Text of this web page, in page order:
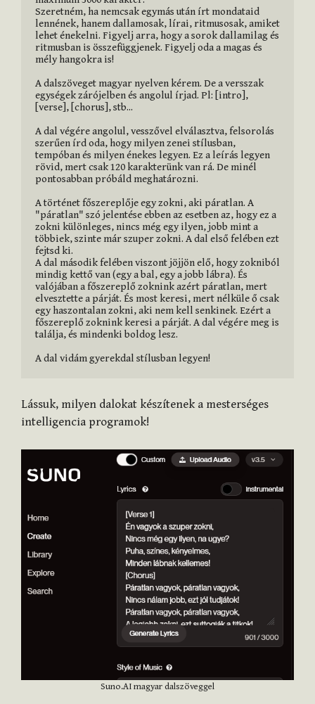
Szeretném, ha nemcsak egymás után írt mondataid
lennének, hanem dallamosak, lírai, ritmusosak, amiket
lehet énekelni. Figyelj arra, hogy a sorok dallamilag és
ritmusban is összefüggjenek. Figyelj oda a magas és
mély hangokra is!
A dalszöveget magyar nyelven kérem. De a versszak
egységek zárójelben és angolul írjad. Pl: [intro],
[verse], [chorus], stb...
A dal végére angolul, vesszővel elválasztva, felsorolás
szerűen írd oda, hogy milyen zenei stílusban,
tempóban és milyen énekes legyen. Ez a leírás legyen
rövid, mert csak 120 karakterünk van rá. De minél
pontosabban próbáld meghatározni.
A történet főszereplője egy zokni, aki páratlan. A
"páratlan" szó jelentése ebben az esetben az, hogy ez a
zokni különleges, nincs még egy ilyen, jobb mint a
többiek, szinte már szuper zokni. A dal első felében ezt
fejtsd ki.
A dal második felében viszont jöjjön elő, hogy zokniból
mindig kettő van (egy a bal, egy a jobb lábra). És
valójában a főszereplő zoknink azért páratlan, mert
elvesztette a párját. És most keresi, mert nélküle ő csak
egy haszontalan zokni, aki nem kell senkinek. Ezért a
főszereplő zoknink keresi a párját. A dal végére meg is
találja, és mindenki boldog lesz.
A dal vidám gyerekdal stílusban legyen!
Lássuk, milyen dalokat készítenek a mesterséges
intelligencia programok!
Suno.AI magyar dalszöveggel